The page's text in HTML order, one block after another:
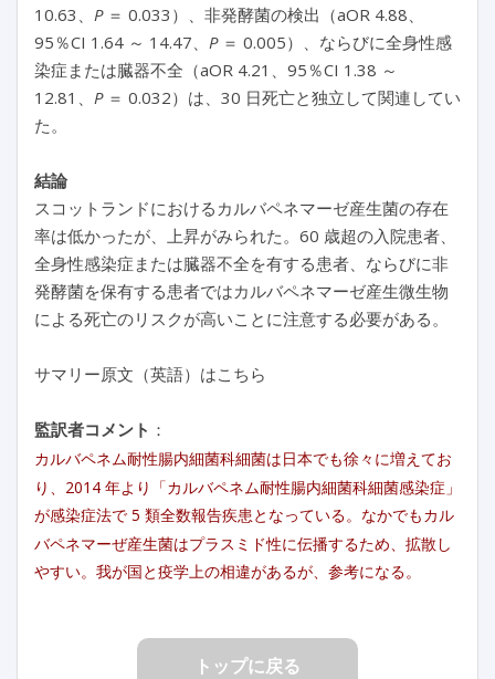
10.63、 P＝ 0.033）、非発酵菌の検出（aOR 4.88、
95％CI 1.64 ～ 14.47、 P＝ 0.005）、ならびに全身性感
染症または臓器不全（aOR 4.21、95％CI 1.38 ～
12.81、 P＝ 0.032）は、30 日死亡と独立して関連してい
た。
結論
スコットランドにおけるカルバペネマーゼ産生菌の存在
率は低かったが、上昇がみられた。60 歳超の入院患者、
全身性感染症または臓器不全を有する患者、ならびに非
発酵菌を保有する患者ではカルバペネマーゼ産生微生物
による死亡のリスクが高いことに注意する必要がある。
サマリー原文（英語）はこちら
監訳者コメント ：
カルバペネム耐性腸内細菌科細菌は日本でも徐々に増えてお
り、2014 年より「カルバペネム耐性腸内細菌科細菌感染症」
が感染症法で 5 類全数報告疾患となっている。なかでもカル
バペネマーぜ産生菌はプラスミド性に伝播するため、拡散し
やすい。我が国と疫学上の相違があるが、参考になる。
トップに戻る